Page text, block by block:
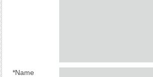
Name
*